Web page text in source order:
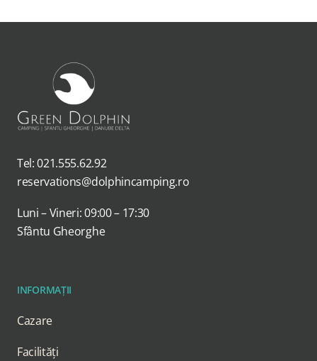
Tel: 021.555.62.92
reservations@dolphincamping.ro
Luni – Vineri: 09:00 – 17:30
Sfântu Gheorghe
INFORMAȚII
Cazare
Facilități